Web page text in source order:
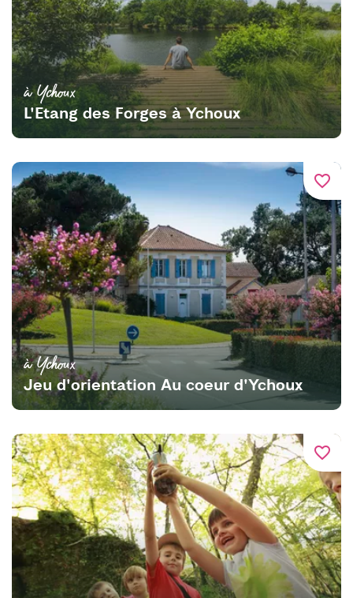
à Ychoux
L'Etang des Forges à Ychoux
favorite_border
à Ychoux
Jeu d'orientation Au coeur d'Ychoux
favorite_border